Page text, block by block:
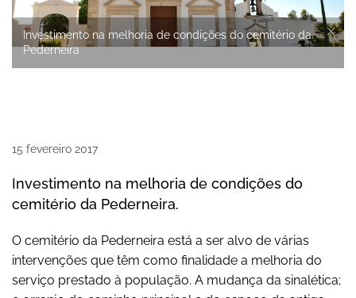
Investimento na melhoria de condições do cemitério da
Pederneira
15 fevereiro 2017
Investimento na melhoria de condições do
cemitério da Pederneira.
O cemitério da Pederneira está a ser alvo de várias
intervenções que têm como finalidade a melhoria do
serviço prestado à população. A mudança da sinalética;